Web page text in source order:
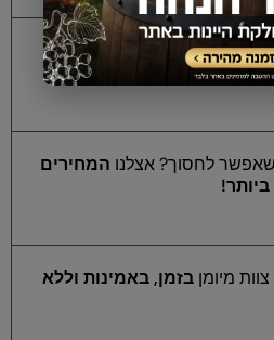
מלאעל הבקבוקים הסגורים
לתנאי החנות.
לחסוך? אצלנו המחירים
מיומן בזמן, באמינות וללא